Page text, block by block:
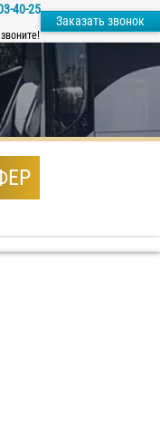
40-25
Заказать звонок